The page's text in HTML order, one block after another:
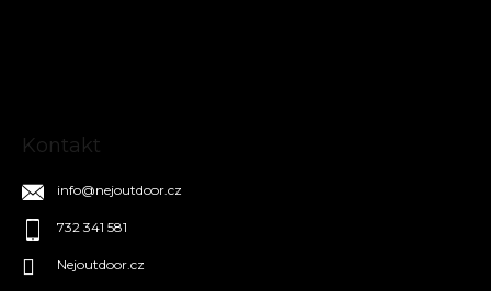
Kontakt
info@nejoutdoor.cz
732 341 581
Nejoutdoor.cz